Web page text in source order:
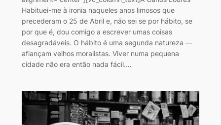
Habituei-me à ironia naqueles anos limosos que
precederam o 25 de Abril e, não sei se por hábito, se
por que é, dou comigo a escrever umas coisas
desagradáveis. O hábito é uma segunda natureza —
afiançam velhos moralistas. Viver numa pequena
cidade não era então nada fácil.…